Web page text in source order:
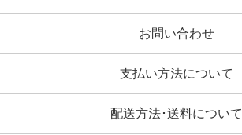
お問い合わせ
支払い方法について
配送方法･送料について